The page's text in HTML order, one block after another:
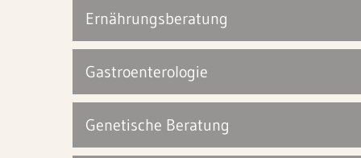
Kinderendokrinologie, -diabetologie und -
nephrologie
Kinder-, Jugend- und Neuroorthopädie
Neonatologie
Ernährungsberatung
Gastroenterologie
Genetische Beratung